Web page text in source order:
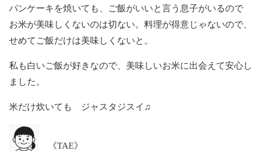
パンケーキを焼いても、ご飯がいいと言う息子がいるので
お米が美味しくないのは切ない。料理が得意じゃないので、
せめてご飯だけは美味しくないと。
私も白いご飯が好きなので、美味しいお米に出会えて安心し
ました。
米だけ炊いても ジャスタジスイ♫
《TAE》